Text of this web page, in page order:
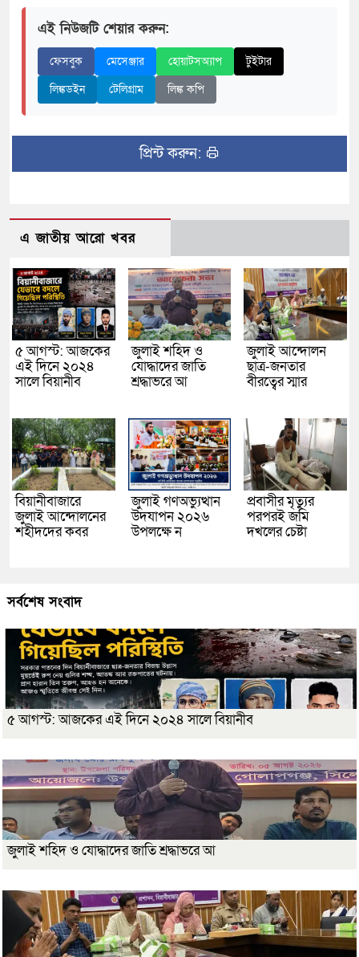
এই নিউজটি শেয়ার করুন:
ফেসবুক মেসেঞ্জার হোয়াটসঅ্যাপ
টুইটার
লিঙ্কডইন
টেলিগ্রাম লিঙ্ক কপি
প্রিন্ট করুন:
এ জাতীয় আরো খবর
৫ আগস্ট: আজকের
এই দিনে ২০২৪
সালে বিয়ানীব
জুলাই শহিদ ও
যোদ্ধাদের জাতি
শ্রদ্ধাভরে আ
জুলাই আন্দোলন
ছাত্র-জনতার
বীরত্বের স্মার
বিয়ানীবাজারে
জুলাই আন্দোলনের
শহীদদের কবর
জুলাই গণঅভ্যুত্থান
উদযাপন ২০২৬
উপলক্ষে ন
প্রবাসীর মৃত্যুর
পরপরই জমি
দখলের চেষ্টা
সর্বশেষ সংবাদ
৫ আগস্ট: আজকের এই দিনে ২০২৪ সালে বিয়ানীব
জুলাই শহিদ ও যোদ্ধাদের জাতি শ্রদ্ধাভরে আ